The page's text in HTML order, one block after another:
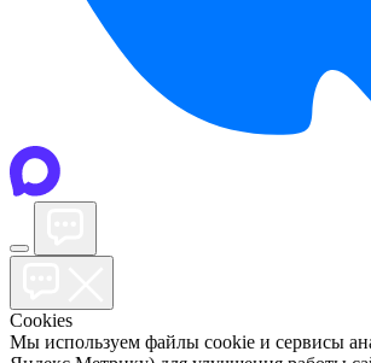
Cookies
Мы используем файлы cookie и сервисы